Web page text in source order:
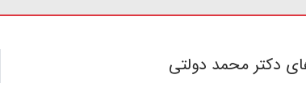
دکتر محمد دولتی